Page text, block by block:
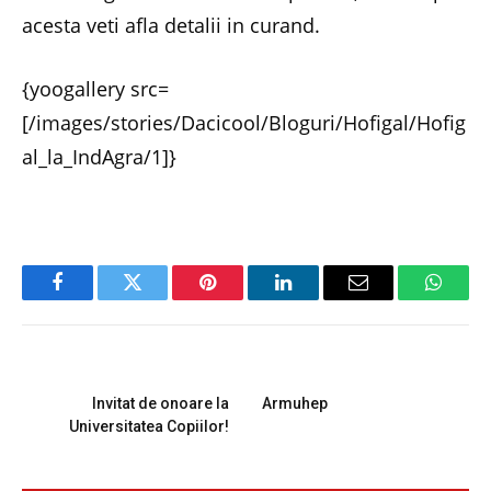
acesta veti afla detalii in curand.
{yoogallery src=
[/images/stories/Dacicool/Bloguri/Hofigal/Hofig
al_la_IndAgra/1]}
FacebookTwitter Pinterest LinkedInEmail
Invitat de onoare la
Universitatea Copiilor!
Armuhep